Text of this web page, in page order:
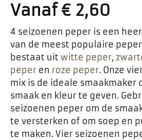
Vanaf€2,60
4 seizoenen peper is een
van de meest populaire
bestaat uit witte peper,
peper en roze peper. Onze
mix is de ideale smaakmaker
smaak en kleur te geven.
seizoenen peper om de
te versterken of om soep en
te maken. Vier seizoenen